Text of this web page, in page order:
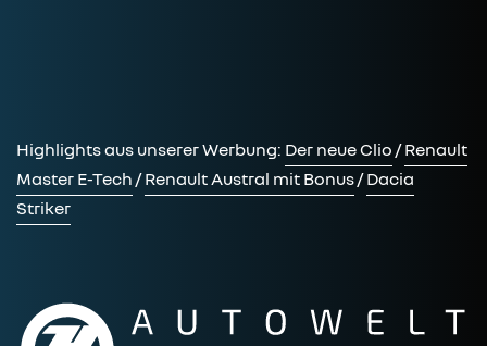
Highlights aus unserer Werbung: Der neue Clio /Renault
Master E-Tech /Renault Austral mit Bonus/Dacia
Striker